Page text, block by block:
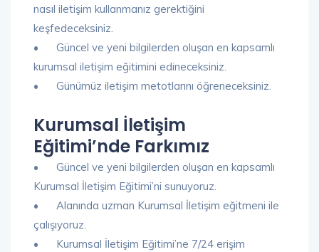
nasıl iletişim kullanmanız gerektiğini
keşfedeceksiniz.
•
Güncel ve yeni bilgilerden oluşan en kapsamlı
kurumsal iletişim eğitimini edineceksiniz.
•
Günümüz iletişim metotlarını öğreneceksiniz.
Kurumsal İletişim
Eğitimi’nde Farkımız
•
Güncel ve yeni bilgilerden oluşan en kapsamlı
Kurumsal İletişim Eğitimi’ni sunuyoruz.
•
Alanında uzman Kurumsal İletişim eğitmeni ile
çalışıyoruz.
•
Kurumsal İletişim Eğitimi’ne 7/24 erişim